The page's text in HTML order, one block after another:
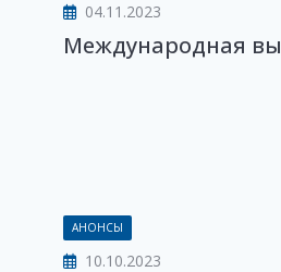
04.11.2023
Международная
АНОНСЫ
10.10.2023